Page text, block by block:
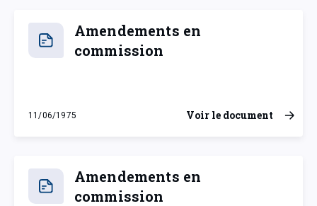
Amendements en
commission
11/06/1975
mercredi 11 juin 1975
Voir le document
Amendements en
commission